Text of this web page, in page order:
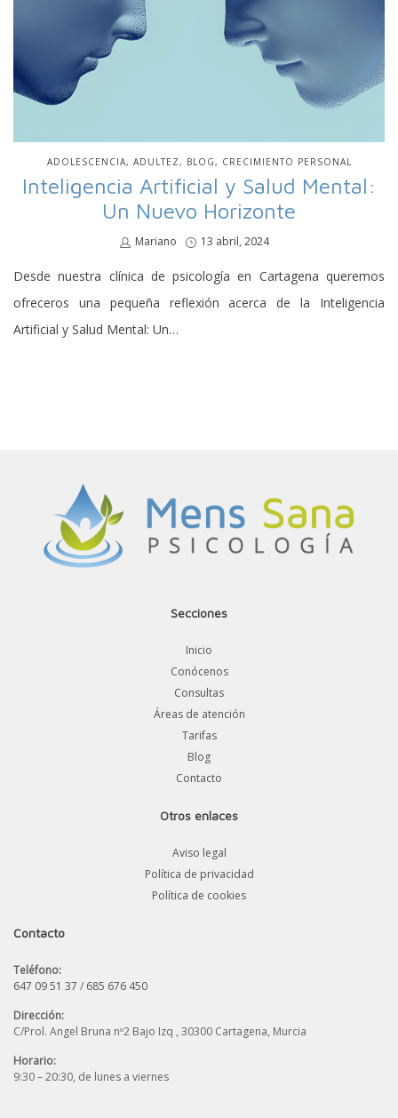
PUBLICADO
ADOLESCENCIA ADULTEZ BLOG CRECIMIENTO PERSONAL
Inteligencia Artificial y Salud Mental:
Un Nuevo Horizonte
por
Mariano
Publicado
13 abril, 2024
Desde nuestra clínica de psicología en Cartagena queremos
ofreceros una pequeña reflexión acerca de la Inteligencia
Artificial y Salud Mental: Un…
Secciones
Inicio
Conócenos
Consultas
Áreas de atención
Tarifas
Blog
Contacto
Otros enlaces
Aviso legal
Política de privacidad
Política de cookies
Contacto
Teléfono:
647 09 51 37 / 685 676 450
Dirección:
C/Prol. Angel Bruna nº2 Bajo Izq , 30300 Cartagena, Murcia
Horario:
9:30 – 20:30, de lunes a viernes